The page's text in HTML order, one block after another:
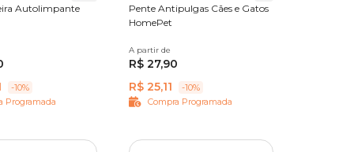
o
Autolimpante
-10%
Programada
Pente Antipulgas Cães e Gatos
HomePet
Único
A partir de
R$ 27,90
R$ 25,11
-10%
Compra Programada